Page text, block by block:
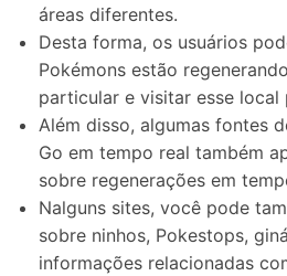
áreas diferentes.
Desta forma, os usuários
Pokémons estão
particular e visitar esse local
Além disso, algumas fontes
Go em tempo real também
sobre regenerações em
Nalguns sites, você pode
sobre ninhos, Pokestops,
informações relacionadas